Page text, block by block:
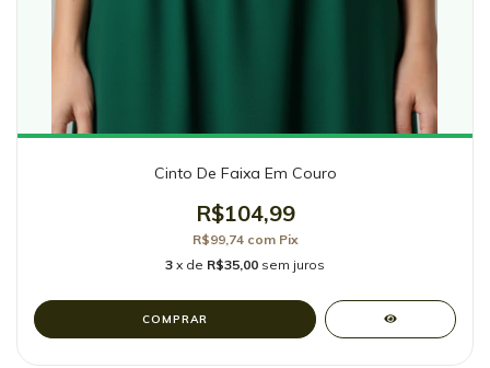
Cinto De Faixa Em Couro
R$104,99
R$99,74 com Pix
3 x de R$35,00 sem juros
COMPRAR